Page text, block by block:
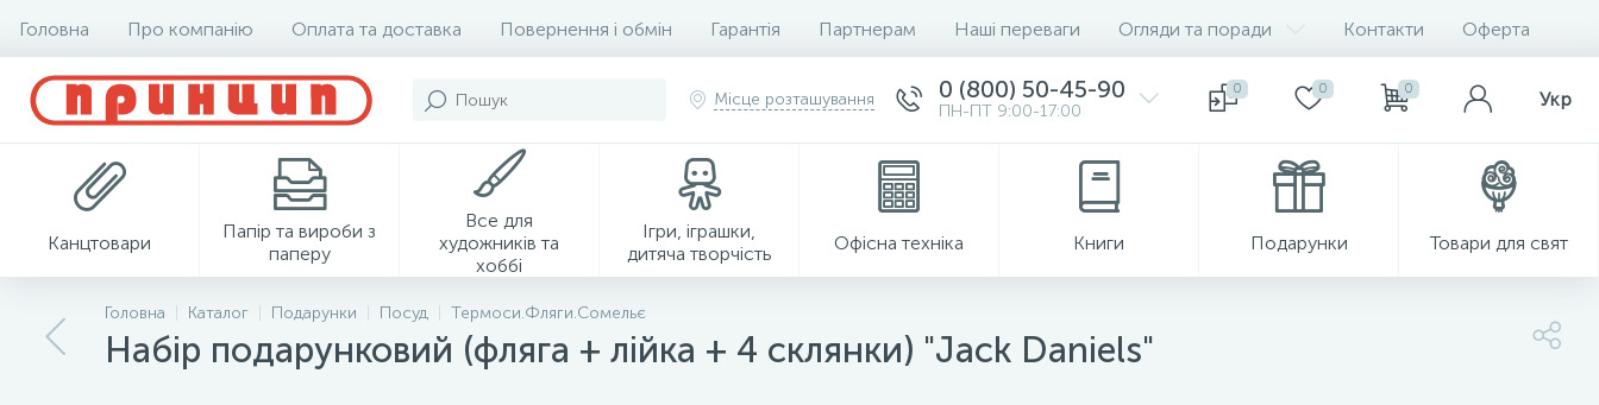
Головна Про компанію Оплата та доставка Повернення і обмін Гарантія Партнерам Наші переваги Огляди та поради Контакти Оферта
Місце розташування 0 (800) 50-45-90
ПН-ПТ 9:00-17:00
0 0 0 Укр
Канцтовари
Папір та вироби з
паперу
Все для
художників та
хоббі
Ігри, іграшки,
дитяча творчість
Офісна техніка Книги Подарунки Товари для свят
Головна Каталог Подарунки Посуд Термоси.Фляги.Сомельє
Набір подарунковий (фляга + лійка + 4 склянки) "Jack Daniels"